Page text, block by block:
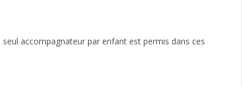
accompagnateur par enfant est permis dans ces